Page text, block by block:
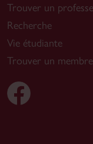
Trouver un
Recherche
Vie étudiante
Trouver un